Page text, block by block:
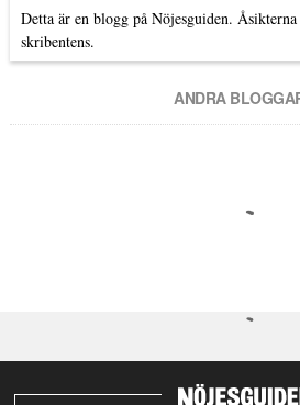
Detta är en blogg på Nöjesguiden.
skribentens.
ANDRA